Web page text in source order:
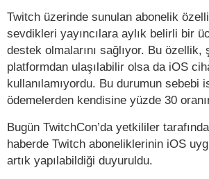
Twitch üzerinde sunulan abonelik
sevdikleri yayıncılara aylık belirli bir
destek olmalarını sağlıyor. Bu
platformdan ulaşılabilir olsa da iOS
kullanılamıyordu. Bu durumun sebebi
ödemelerden kendisine yüzde 30
Bugün TwitchCon’da yetkililer
haberde Twitch aboneliklerinin iOS
artık yapılabildiği duyuruldu.